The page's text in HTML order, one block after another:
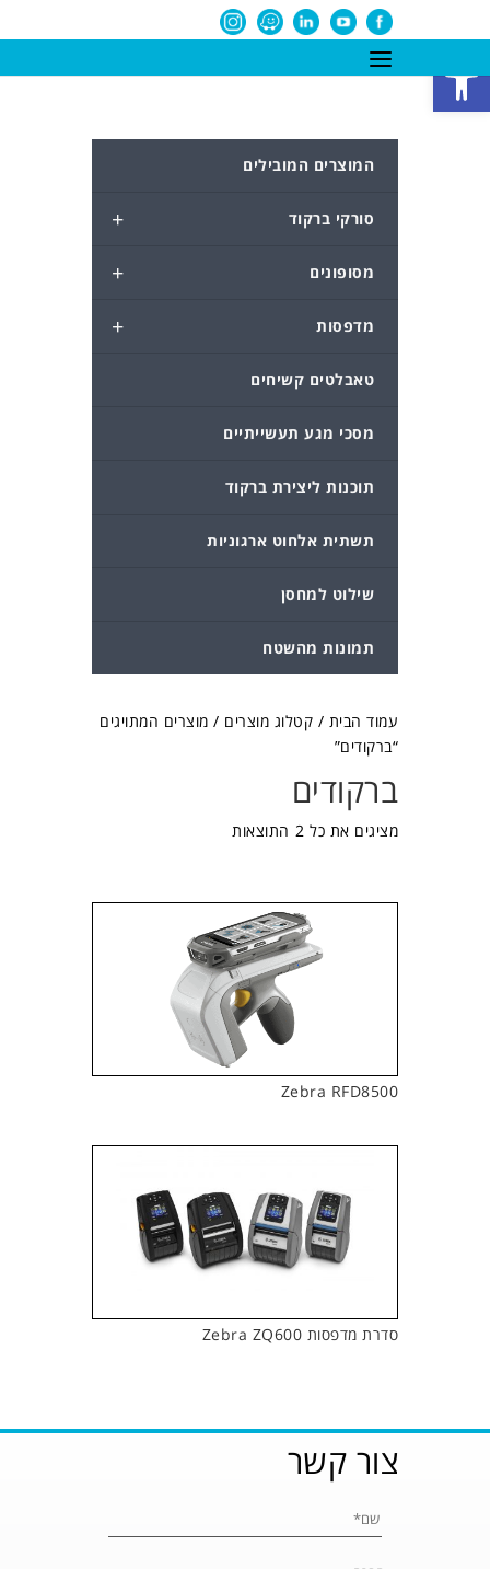
פתח סרגל נגישות
המוצרים המובילים
+ סורקי ברקוד
+ מסופונים
+ מדפסות
טאבלטים קשיחים
מסכי מגע תעשייתיים
תוכנות ליצירת ברקוד
תשתית אלחוט ארגוניות
שילוט למחסן
תמונות מהשטח
עמוד הבית / קטלוג מוצרים / מוצרים המתויגים
“ברקודים”
ברקודים
מציגים את כל ⁦2⁩ התוצאות
Zebra RFD8500
סדרת מדפסות Zebra ZQ600
צור קשר